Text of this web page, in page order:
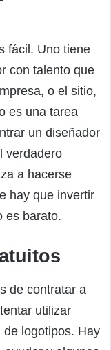
fácil. Uno tiene
con talento que
o el sitio,
es una tarea
un diseñador
verdadero
a hacerse
hay que invertir
es barato.
de contratar a
utilizar
logotipos. Hay